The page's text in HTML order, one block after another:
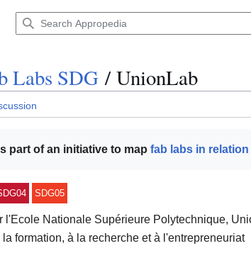
table of contents
Labs SDG / UnionLab
part of an initiative to map fab labs in
SDG05
l'Ecole Nationale Supérieure Polytechnique,
formation, à la recherche et à l'entrepreneuriat